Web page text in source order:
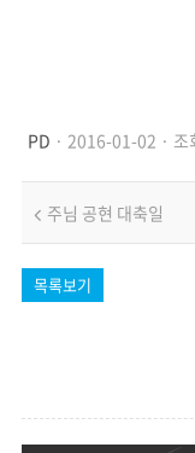
PD · 2016-01-02 · 조
주님 공현 대축일
목록보기